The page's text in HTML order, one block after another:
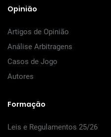
Opinião
Artigos de Opinião
Análise Arbitragens
Casos de Jogo
Autores
Formação
Leis e Regulamentos 25/26